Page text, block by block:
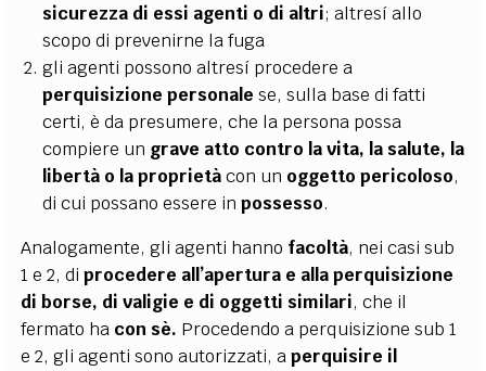
sicurezza di essi agenti o di altri; altresí allo
scopo di prevenirne la fuga
gli agenti possono altresí procedere a
perquisizione personale se, sulla base di fatti
certi, è da presumere, che la persona possa
compiere un grave atto contro la vita, la salute, la
libertà o la proprietàcon un oggetto pericoloso,
di cui possano essere inpossesso.
Analogamente, gli agenti hanno facoltà, nei casi sub
1 e 2, diprocedere all’apertura e alla perquisizione
di borse, di valigie e di oggetti similari, che il
fermato ha con sè. Procedendo a perquisizione sub 1
e 2, gli agenti sono autorizzati, aperquisire il